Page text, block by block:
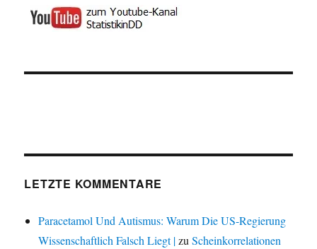
LETZTE KOMMENTARE
Paracetamol Und Autismus: Warum Die US-Regierung
Wissenschaftlich Falsch Liegt |zuScheinkorrelationen